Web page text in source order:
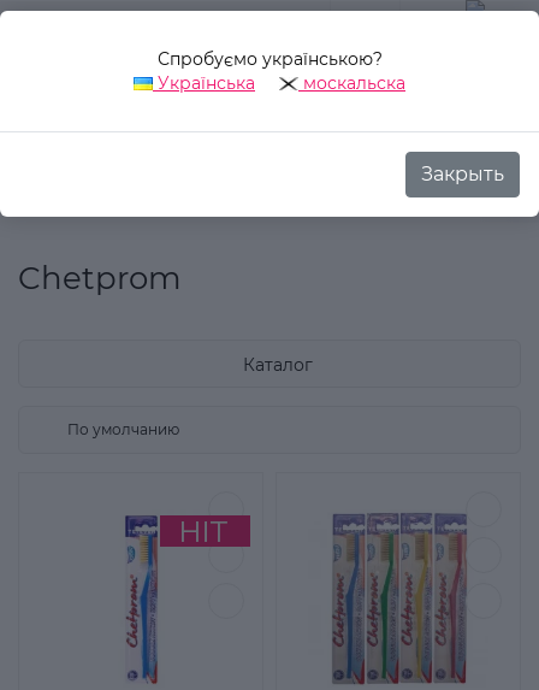
Chetprom
Спробуємо українською?
Українська
москальска
Закрыть
Chetprom
Каталог